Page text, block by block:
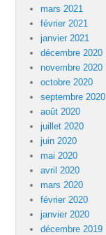
mars 2021
février 2021
janvier 2021
décembre 2020
novembre 2020
octobre 2020
septembre 2020
août 2020
juillet 2020
juin 2020
mai 2020
avril 2020
mars 2020
février 2020
janvier 2020
décembre 2019